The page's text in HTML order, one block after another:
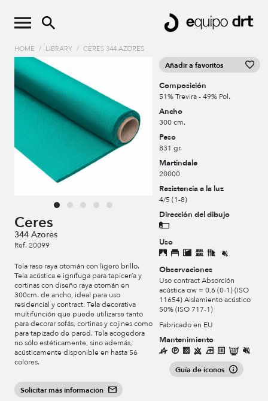
HOME / LIBRARY / CERES 344 AZORES
Ceres
344 Azores
Ref. 20099
Tela raso raya otomán con ligero brillo.
Tela acústica e ignífuga para tapicería y
cortinas con diseño raya otomán en
300cm. de ancho, ideal para uso
residencial y contract. Tela decorativa
multifunción que puede utilizarse tanto
para decorar sofás, cortinas y cojines como
para tapizado de pared. Tela acogedora
no sólo estéticamente, sino además,
acústicamente disponible en hasta 56
colores.
Solicitar más información
Añadir a favoritos
Composición
51% Trevira - 49% Pol.
Ancho
300 cm.
Peso
831 gr.
Martindale
20000
Resistencia a la luz
4/5 (1-8)
Dirección del dibujo
Uso
Observaciones
Uso contract Absorción
acústica αw = 0,6 (0-1) (ISO
11654) Aislamiento acústico
50% (ISO 717-1)
Fabricado en EU
Mantenimiento
Guía de iconos